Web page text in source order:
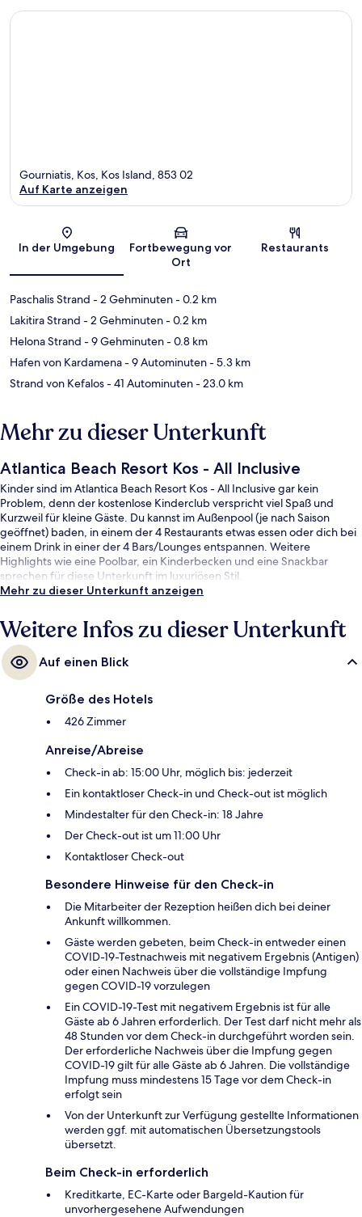
Karte
Gourniatis, Kos, Kos Island, 853 02
Auf Karte anzeigen
In der Umgebung
Fortbewegung vor
Ort
Restaurants
Paschalis Strand - 2 Gehminuten- 0.2 km
Lakitira Strand - 2 Gehminuten- 0.2 km
Helona Strand - 9 Gehminuten- 0.8 km
Hafen von Kardamena- 9 Autominuten- 5.3 km
Strand von Kefalos- 41 Autominuten- 23.0 km
Mehr zu dieser Unterkunft
Atlantica Beach Resort Kos - All Inclusive
Kinder sind im Atlantica Beach Resort Kos - All Inclusive gar kein
Problem, denn der kostenlose Kinderclub verspricht viel Spaß und
Kurzweil für kleine Gäste. Du kannst im Außenpool (je nach Saison
geöffnet) baden, in einem der 4 Restaurants etwas essen oder dich bei
einem Drink in einer der 4 Bars/Lounges entspannen. Weitere
Highlights wie eine Poolbar, ein Kinderbecken und eine Snackbar
sprechen für diese Unterkunft im luxuriösen Stil.
Mehr zu dieser Unterkunft anzeigen
Weitere Infos zu dieser Unterkunft
Auf einen Blick
Größe des Hotels
426 Zimmer
Anreise/Abreise
Check-in ab: 15:00 Uhr, möglich bis: jederzeit
Ein kontaktloser Check-in und Check-out ist möglich
Mindestalter für den Check-in: 18 Jahre
Der Check-out ist um 11:00 Uhr
Kontaktloser Check-out
Besondere Hinweise für den Check-in
Die Mitarbeiter der Rezeption heißen dich bei deiner
Ankunft willkommen.
Gäste werden gebeten, beim Check-in entweder einen
COVID-19-Testnachweis mit negativem Ergebnis (Antigen)
oder einen Nachweis über die vollständige Impfung
gegen COVID-19 vorzulegen
Ein COVID-19-Test mit negativem Ergebnis ist für alle
Gäste ab 6 Jahren erforderlich. Der Test darf nicht mehr als
48 Stunden vor dem Check-in durchgeführt worden sein.
Der erforderliche Nachweis über die Impfung gegen
COVID-19 gilt für alle Gäste ab 6 Jahren. Die vollständige
Impfung muss mindestens 15 Tage vor dem Check-in
erfolgt sein
Von der Unterkunft zur Verfügung gestellte Informationen
werden ggf. mit automatischen Übersetzungstools
übersetzt.
Beim Check-in erforderlich
Kreditkarte, EC-Karte oder Bargeld-Kaution für
unvorhergesehene Aufwendungen